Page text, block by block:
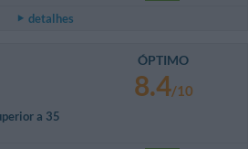
detalhes
a 35
ÓPTIMO
8.4/10